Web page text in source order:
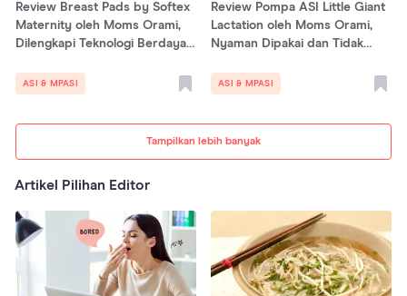
Tampilkan lebih banyak
Review Breast Pads by Softex
Maternity oleh Moms Orami,
Dilengkapi Teknologi Berdaya
ASI & MPASI
Review Pompa ASI Little Giant
Lactation oleh Moms Orami,
Nyaman Dipakai dan Tidak
ASI & MPASI
Artikel Pilihan Editor